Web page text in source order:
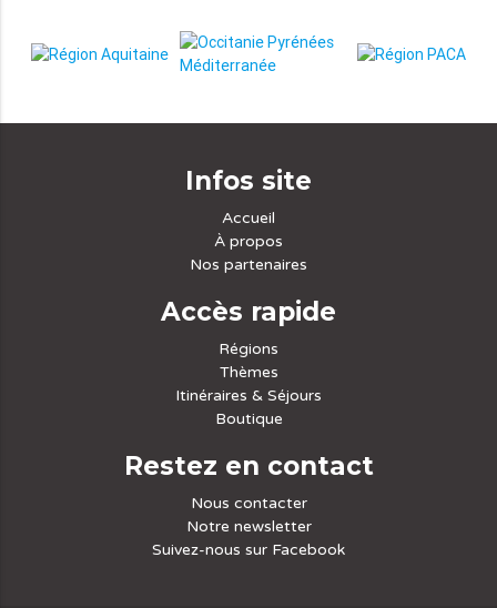
Infos site
Accueil
À propos
Nos partenaires
Accès rapide
Régions
Thèmes
Itinéraires & Séjours
Boutique
Restez en contact
Nous contacter
Notre newsletter
Suivez-nous sur Facebook